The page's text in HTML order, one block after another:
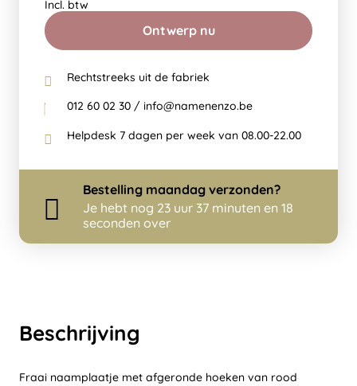
Beschrijving
Fraai naamplaatje met afgeronde hoeken van rood
Ontwerp nu
Incl. btw
Rechtstreeks uit de fabriek
012 60 02 30 / info@namenenzo.be
Helpdesk 7 dagen per week van 08.00-22.00
Bestelling maandag verzonden?
Je hebt nog 23 uur 37 minuten en 18
seconden over